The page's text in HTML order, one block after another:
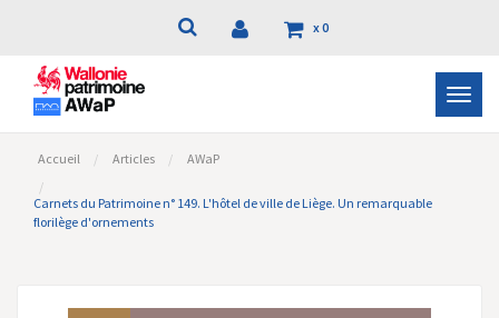
x0
la
Accueil Articles AWaP
Carnets du Patrimoine n° 149. L'hôtel de ville de Liège. Un remarquable
florilège d'ornements